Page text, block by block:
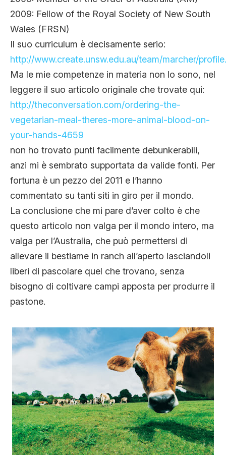
2009: Fellow of the Royal Society of New South
Wales (FRSN)
Il suo curriculum è decisamente serio:
http://www.create.unsw.edu.au/team/marcher/
Ma le mie competenze in materia non lo sono, nel
leggere il suo articolo originale che trovate qui:
http://theconversation.com/ordering-the-
vegetarian-meal-theres-more-animal-blood-on-
your-hands-4659
non ho trovato punti facilmente debunkerabili,
anzi mi è sembrato supportata da valide fonti. Per
fortuna è un pezzo del 2011 e l’hanno
commentato su tanti siti in giro per il mondo.
La conclusione che mi pare d’aver colto è che
questo articolo non valga per il mondo intero, ma
valga per l’Australia, che può permettersi di
allevare il bestiame in ranch all’aperto lasciandoli
liberi di pascolare quel che trovano, senza
bisogno di coltivare campi apposta per produrre il
pastone.